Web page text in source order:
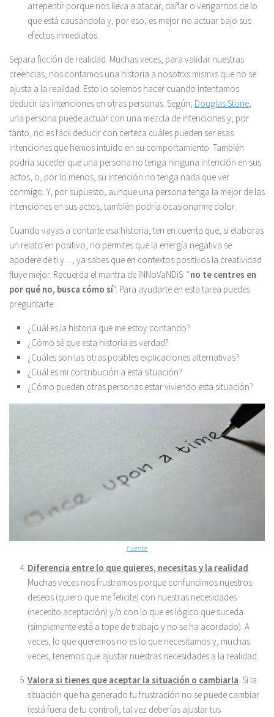
arrepentir porque nos lleva a atacar, dañar o vengarnos de lo
que está causándola y, por eso, es mejor no actuar bajo sus
efectos inmediatos.
Separa ficción de realidad. Muchas veces, para validar nuestras
creencias, nos contamos una historia a nosotrxs mismxs que no se
ajusta a la realidad. Esto lo solemos hacer cuando intentamos
deducir las intenciones en otras personas. Según, Douglas Stone
una persona puede actuar con una mezcla de intenciones y, por
tanto, no es fácil deducir con certeza cuáles pueden ser esas
intenciones que hemos intuido en su comportamiento. También
podría suceder que una persona no tenga ninguna intención en sus
actos, o, por lo menos, su intención no tenga nada que ver
conmigo. Y, por supuesto, aunque una persona tenga la mejor de las
intenciones en sus actos, también podría ocasionarme dolor.
Cuando vayas a contarte esa historia, ten en cuenta que, si elaboras
un relato en positivo, no permites que la energía negativa se
apodere de ti y…, ya sabes que en contextos positivos la creatividad
fluye mejor. Recuerda el mantra de iNNoVaNDiS: “no te centres en
por qué no, busca cómo sí”. Para ayudarte en esta tarea puedes
preguntarte:
¿Cuál es la historia que me estoy contando?
¿Cómo sé que esta historia es verdad?
¿Cuáles son las otras posibles explicaciones alternativas?
¿Cuál es mi contribución a esta situación?
¿Cómo pueden otras personas estar viviendo esta situación?
Fuente
Diferencia entre lo que quieres, necesitas y la realidad
Muchas veces nos frustramos porque confundimos nuestros
deseos (quiero que me felicite) con nuestras necesidades
(necesito aceptación) y/o con lo que es lógico que suceda
(simplemente está a tope de trabajo y no se ha acordado). A
veces, lo que queremos no es lo que necesitamos y, muchas
veces, tenemos que ajustar nuestras necesidades a la realidad.
Valora si tienes que aceptar la situación o cambiarla . Si la
situación que ha generado tu frustración no se puede cambiar
(está fuera de tu control), tal vez deberías ajustar tus